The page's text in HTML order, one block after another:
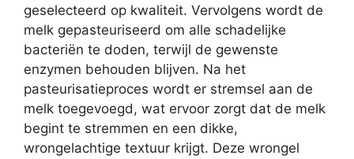
geselecteerd op kwaliteit. Vervolgens wordt de
melk gepasteuriseerd om alle schadelijke
bacteriën te doden, terwijl de gewenste
enzymen behouden blijven. Na het
pasteurisatieproces wordt er stremsel aan de
melk toegevoegd, wat ervoor zorgt dat de melk
begint te stremmen en een dikke,
wrongelachtige textuur krijgt. Deze wrongel